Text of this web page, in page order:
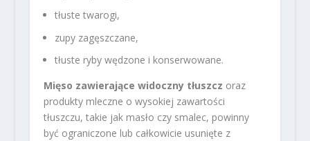
tłuste twarogi,
zupy zagęszczane,
tłuste ryby wędzone i konserwowane.
Mięso zawierające widoczny tłuszcz oraz
produkty mleczne o wysokiej zawartości
tłuszczu, takie jak masło czy smalec, powinny
być ograniczone lub całkowicie usunięte z